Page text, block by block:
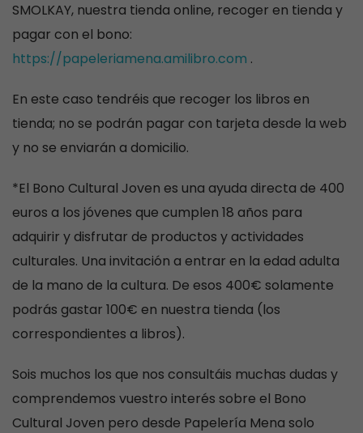
SMOLKAY, nuestra tienda online, recoger en tienda y
pagar con el bono:
https://papeleriamena.amilibro.com .
En este caso tendréis que recoger los libros en
tienda; no se podrán pagar con tarjeta desde la web
y no se enviarán a domicilio.
*El Bono Cultural Joven es una ayuda directa de 400
euros a los jóvenes que cumplen 18 años para
adquirir y disfrutar de productos y actividades
culturales. Una invitación a entrar en la edad adulta
de la mano de la cultura. De esos 400€ solamente
podrás gastar 100€ en nuestra tienda (los
correspondientes a libros).
Sois muchos los que nos consultáis muchas dudas y
comprendemos vuestro interés sobre el Bono
Cultural Joven pero desde Papelería Mena solo